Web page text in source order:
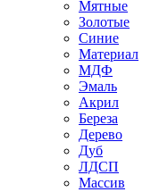
Мятные
Золотые
Синие
Материал
МДФ
Эмаль
Акрил
Береза
Дерево
Дуб
ЛДСП
Массив